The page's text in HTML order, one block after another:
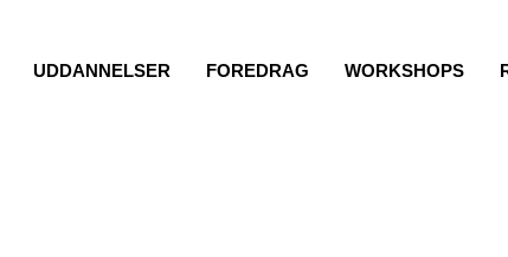
UDDANNELSER FOREDRAG WORKSHOPS